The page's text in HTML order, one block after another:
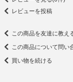
レビューを投稿
この商品を友達に教え
この商品について問い
買い物を続ける